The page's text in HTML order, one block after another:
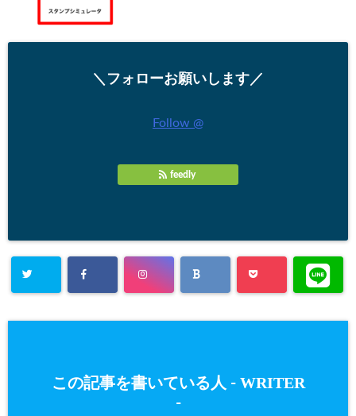
＼フォローお願いします／
Follow @
feedly
この記事を書いている人 - WRITER
-